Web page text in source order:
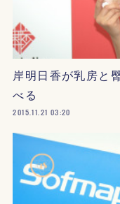
岸明日香が乳房と
べる
2015.11.21 03:20